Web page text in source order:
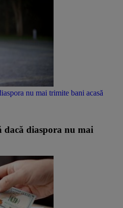
nu mai trimite bani acasă
dacă diaspora nu mai